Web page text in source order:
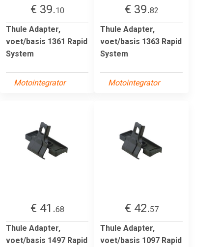
€ 39.10
Thule Adapter,
voet/basis 1361 Rapid
System
Motointegrator
€ 39.82
Thule Adapter,
voet/basis 1363 Rapid
System
Motointegrator
€ 41.68
Thule Adapter,
voet/basis 1497 Rapid
€ 42.57
Thule Adapter,
voet/basis 1097 Rapid